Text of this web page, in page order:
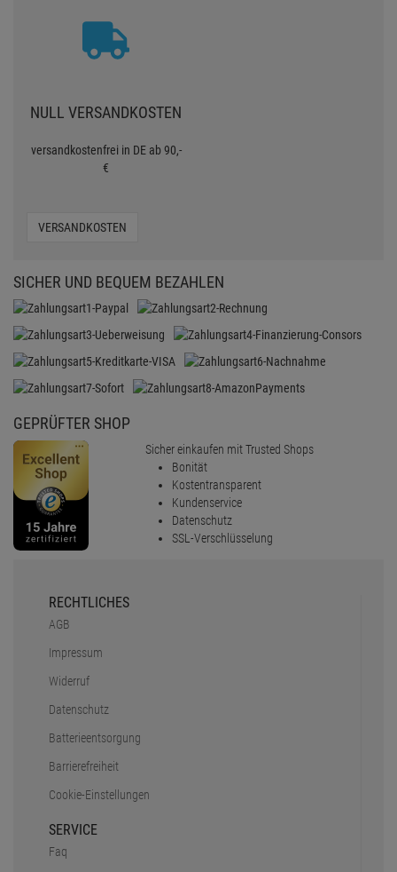
NULL VERSANDKOSTEN
versandkostenfrei in DE ab 90,-
€
VERSANDKOSTEN
SICHER UND BEQUEM BEZAHLEN
GEPRÜFTER SHOP
Sicher einkaufen mit Trusted Shops
Bonität
Kostentransparent
Kundenservice
Datenschutz
SSL-Verschlüsselung
RECHTLICHES
AGB
Impressum
Widerruf
Datenschutz
Batterieentsorgung
Barrierefreiheit
Cookie-Einstellungen
SERVICE
Faq